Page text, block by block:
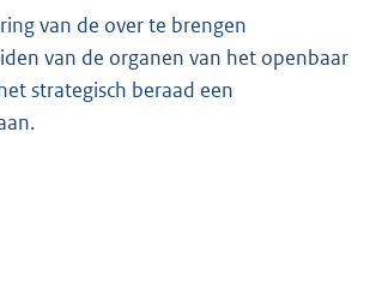
van de over te brengen
van de organen van het openbaar
strategisch beraad een